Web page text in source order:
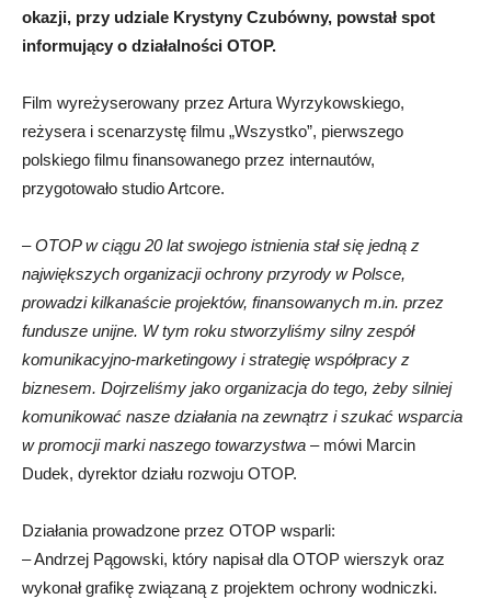
okazji, przy udziale Krystyny Czubówny, powstał spot
informujący o działalności OTOP.
Film wyreżyserowany przez Artura Wyrzykowskiego,
reżysera i scenarzystę filmu „Wszystko”, pierwszego
polskiego filmu finansowanego przez internautów,
przygotowało studio Artcore.
–OTOP w ciągu 20 lat swojego istnienia stał się jedną z
największych organizacji ochrony przyrody w Polsce,
prowadzi kilkanaście projektów, finansowanych m.in. przez
fundusze unijne. W tym roku stworzyliśmy silny zespół
komunikacyjno-marketingowy i strategię współpracy z
biznesem. Dojrzeliśmy jako organizacja do tego, żeby silniej
komunikować nasze działania na zewnątrz i szukać wsparcia
w promocji marki naszego towarzystwa – mówi Marcin
Dudek, dyrektor działu rozwoju OTOP.
Działania prowadzone przez OTOP wsparli:
– Andrzej Pągowski, który napisał dla OTOP wierszyk oraz
wykonał grafikę związaną z projektem ochrony wodniczki.